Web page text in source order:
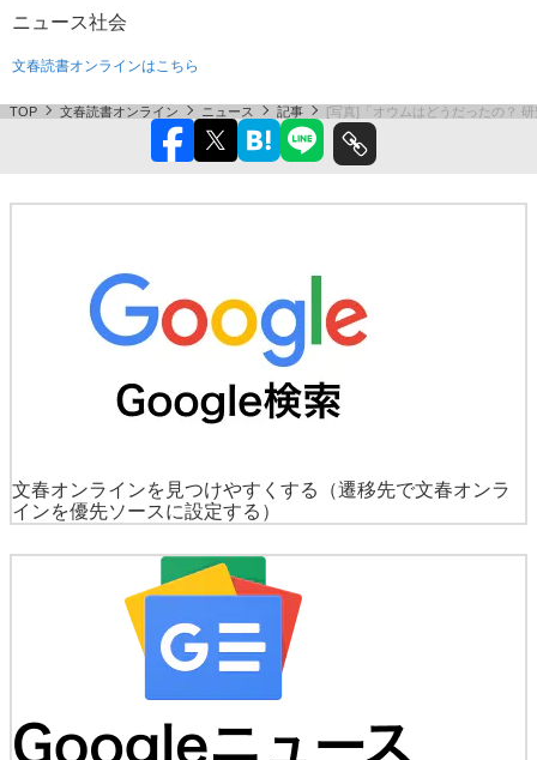
ニュース社会
文春読書オンラインはこちら
TOP 文春読書オンライン ニュース 記事 [写真]「オウムはどうだったの？
文春オンラインを見つけやすくする
（遷移先で文春オンラ
インを優先ソースに設定する）